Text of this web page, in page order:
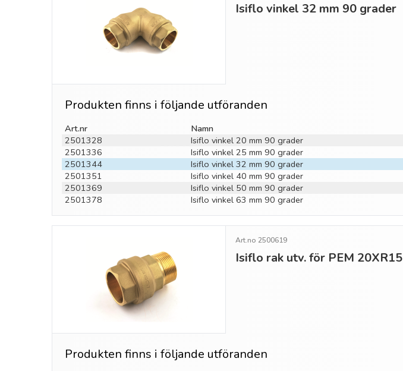
Isiflo vinkel 32 mm 90 grader
Produkten finns i följande utföranden
Art.nr Namn
2501328
Isiflo vinkel 20 mm 90 grader
2501336
Isiflo vinkel 25 mm 90 grader
2501344
Isiflo vinkel 32 mm 90 grader
2501351
Isiflo vinkel 40 mm 90 grader
2501369
Isiflo vinkel 50 mm 90 grader
2501378
Isiflo vinkel 63 mm 90 grader
Art.no 2500619
Isiflo rak utv. för PEM 20XR15
Produkten finns i följande utföranden